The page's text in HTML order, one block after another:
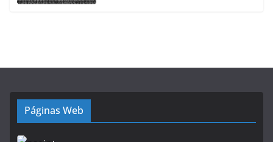
Páginas Web